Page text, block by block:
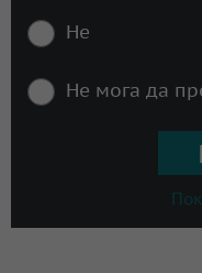
Не
Не мога да